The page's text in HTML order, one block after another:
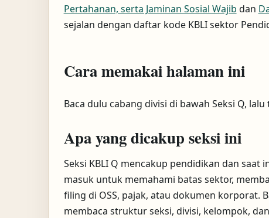
Pertahanan, serta Jaminan Sosial Wajib dan
sejalan dengan daftar kode KBLI sektor
Cara memakai halaman ini
Baca dulu cabang divisi di bawah Seksi Q,
Apa yang dicakup seksi ini
Seksi KBLI Q mencakup pendidikan dan
masuk untuk memahami batas sektor,
filing di OSS, pajak, atau dokumen korporat.
membaca struktur seksi, divisi, kelompok,